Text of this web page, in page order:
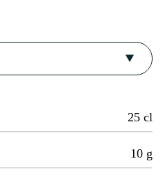
25 cl
10 g